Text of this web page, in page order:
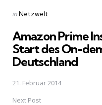
Posted
inNetzwelt
Amazon Prime
Start des On-
Deutschland
21. Februar 2014
Next Post